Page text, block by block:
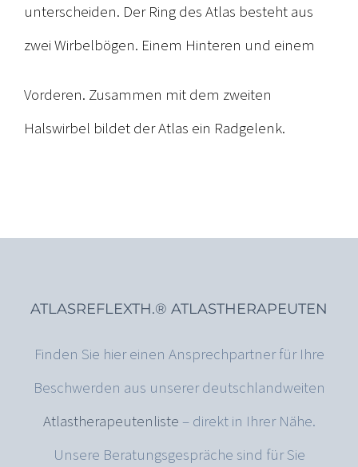
unterscheiden. Der Ring des Atlas besteht aus
zwei Wirbelbögen. Einem Hinteren und einem
Vorderen. Zusammen mit dem zweiten
Halswirbel bildet der Atlas ein Radgelenk.
ATLASREFLEXTH.® ATLASTHERAPEUTEN
Finden Sie hier einen Ansprechpartner für Ihre
Beschwerden aus unserer deutschlandweiten
Atlastherapeutenliste – direkt in Ihrer Nähe.
Unsere Beratungsgespräche sind für Sie